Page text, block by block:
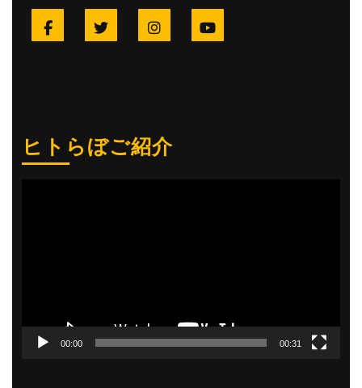
Facebook Twitter Instagram
ヒトらぼご紹介
00:00 00:31